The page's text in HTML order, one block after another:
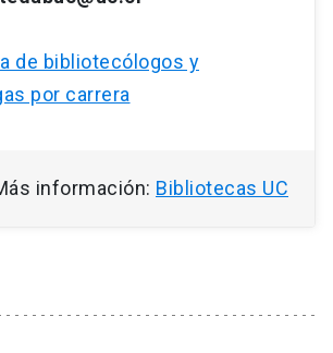
de bibliotecólogos y
por carrera
información: Bibliotecas UC